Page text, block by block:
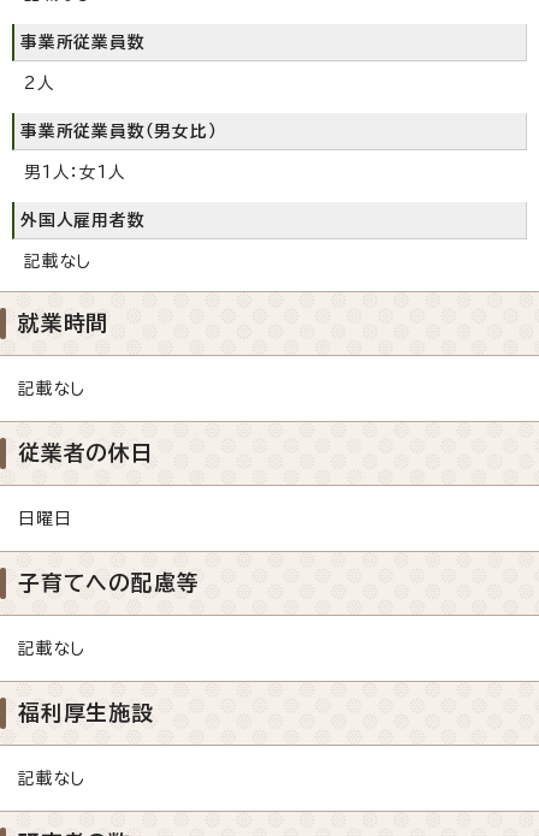
事業所従業員数
2人
事業所従業員数（男女比）
男1人：女1人
外国人雇用者数
記載なし
就業時間
記載なし
従業者の休日
日曜日
子育てへの配慮等
記載なし
福利厚生施設
記載なし